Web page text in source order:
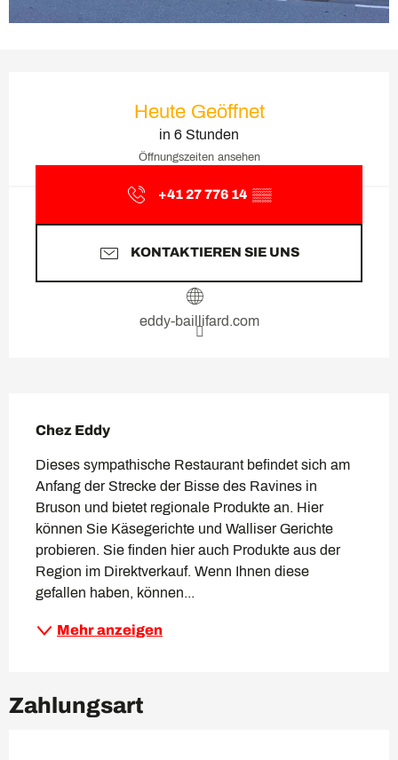
Heute Geöffnet
in 6 Stunden
Öffnungszeiten ansehen
+41 27 776 14 ▒▒
KONTAKTIEREN SIE UNS
eddy-baillifard.com
Chez Eddy
Dieses sympathische Restaurant befindet sich am
Anfang der Strecke der Bisse des Ravines in
Bruson und bietet regionale Produkte an. Hier
können Sie Käsegerichte und Walliser Gerichte
probieren. Sie finden hier auch Produkte aus der
Region im Direktverkauf. Wenn Ihnen diese
gefallen haben, können...
Mehr anzeigen
Zahlungsart